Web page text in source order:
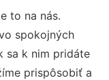
to na nás.
spokojných
sa k nim pridáte
prispôsobiť a